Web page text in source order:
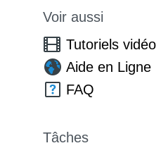
Voir aussi
Tutoriels vidéo
Aide en Ligne
FAQ
Tâches